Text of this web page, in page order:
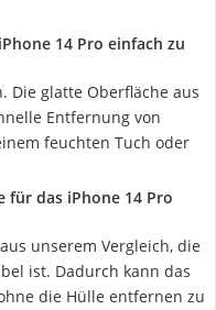
14 Pro einfach zu
Die glatte Oberfläche aus
Entfernung von
feuchten Tuch oder
das iPhone 14 Pro
unserem Vergleich, die
ist. Dadurch kann das
die Hülle entfernen zu